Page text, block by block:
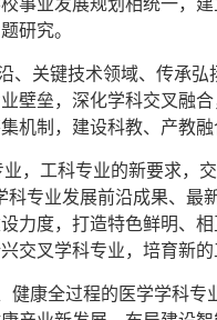
事业发展规划相统一，建
研究。
、关键技术领域、传承弘
壁垒，深化学科交叉融
机制，建设科教、产教融
，工科专业的新要求，
专业发展前沿成果、最
力度，打造特色鲜明、
交叉学科专业，培育新的
健康全过程的医学学科专